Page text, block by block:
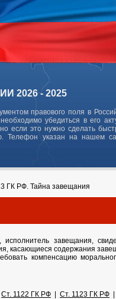
2026 - 2025
правового поля в
убедиться в его
если это нужно сделать
Телефон указан на нашем
ГК РФ. Тайна завещания
исполнитель завещания,
касающиеся содержания
компенсацию
Ст. 1122 ГК РФ Ст. 1123 ГК РФ